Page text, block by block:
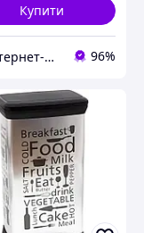
Купити
👍 Iнтернет-магазин "DOMIA" 🎁 🧺 🏡 96%